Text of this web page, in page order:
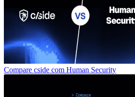
Compare cside com Human Security